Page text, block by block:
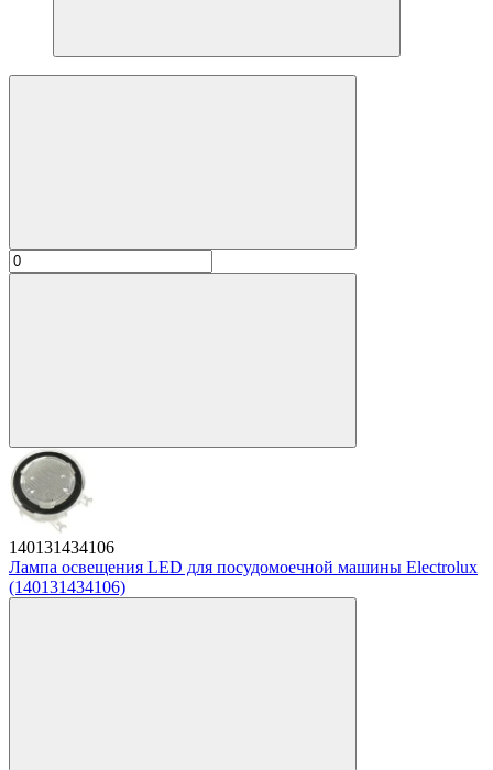
140131434106
Лампа освещения LED для посудомоечной машины Electrolux
(140131434106)